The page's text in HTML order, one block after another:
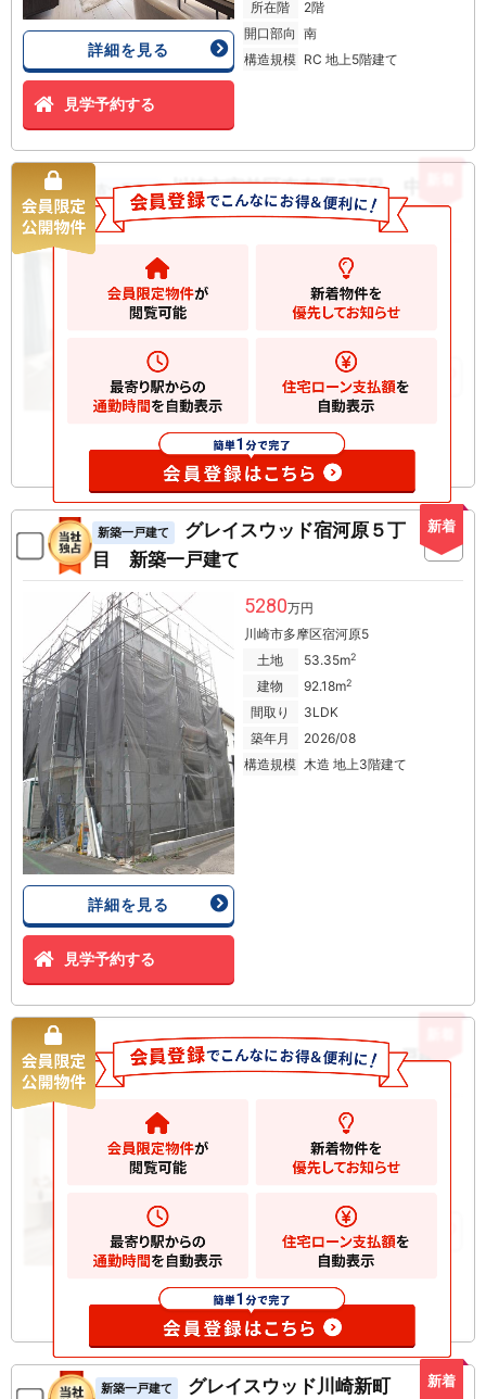
詳細を見る
見学予約する
所在階
2階
開口部向 南
構造規模 RC 地上5階建て
中古一戸建て
川崎市宮前区東有馬5丁目 中古一
戸建て
川崎市宮前区東有馬
127.51m2
お気に入りに追加
新着
新築一戸建て
グレイスウッド宿河原５丁
目 新築一戸建て
詳細を見る
見学予約する
5280万円
川崎市多摩区宿河原5
土地
53.35m2
建物 92.18m2
間取り
3LDK
築年月
2026/08
構造規模 木造 地上3階建て
新築一戸建て 川崎区小田５丁目 新築一戸建て
川崎市川崎区小田
60.89m2
お気に入りに追加
新着
新築一戸建て
グレイスウッド川崎新町